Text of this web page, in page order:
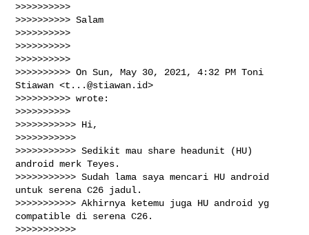
>>>>>>>>>>
>>>>>>>>>> Salam
>>>>>>>>>>
>>>>>>>>>>
>>>>>>>>>>
>>>>>>>>>> On Sun, May 30, 2021, 4:32 PM Toni
Stiawan <t...@stiawan.id>
>>>>>>>>>> wrote:
>>>>>>>>>>
>>>>>>>>>>> Hi,
>>>>>>>>>>>
>>>>>>>>>>> Sedikit mau share headunit (HU)
android merk Teyes.
>>>>>>>>>>> Sudah lama saya mencari HU android
untuk serena C26 jadul.
>>>>>>>>>>> Akhirnya ketemu juga HU android yg
compatible di serena C26.
>>>>>>>>>>>